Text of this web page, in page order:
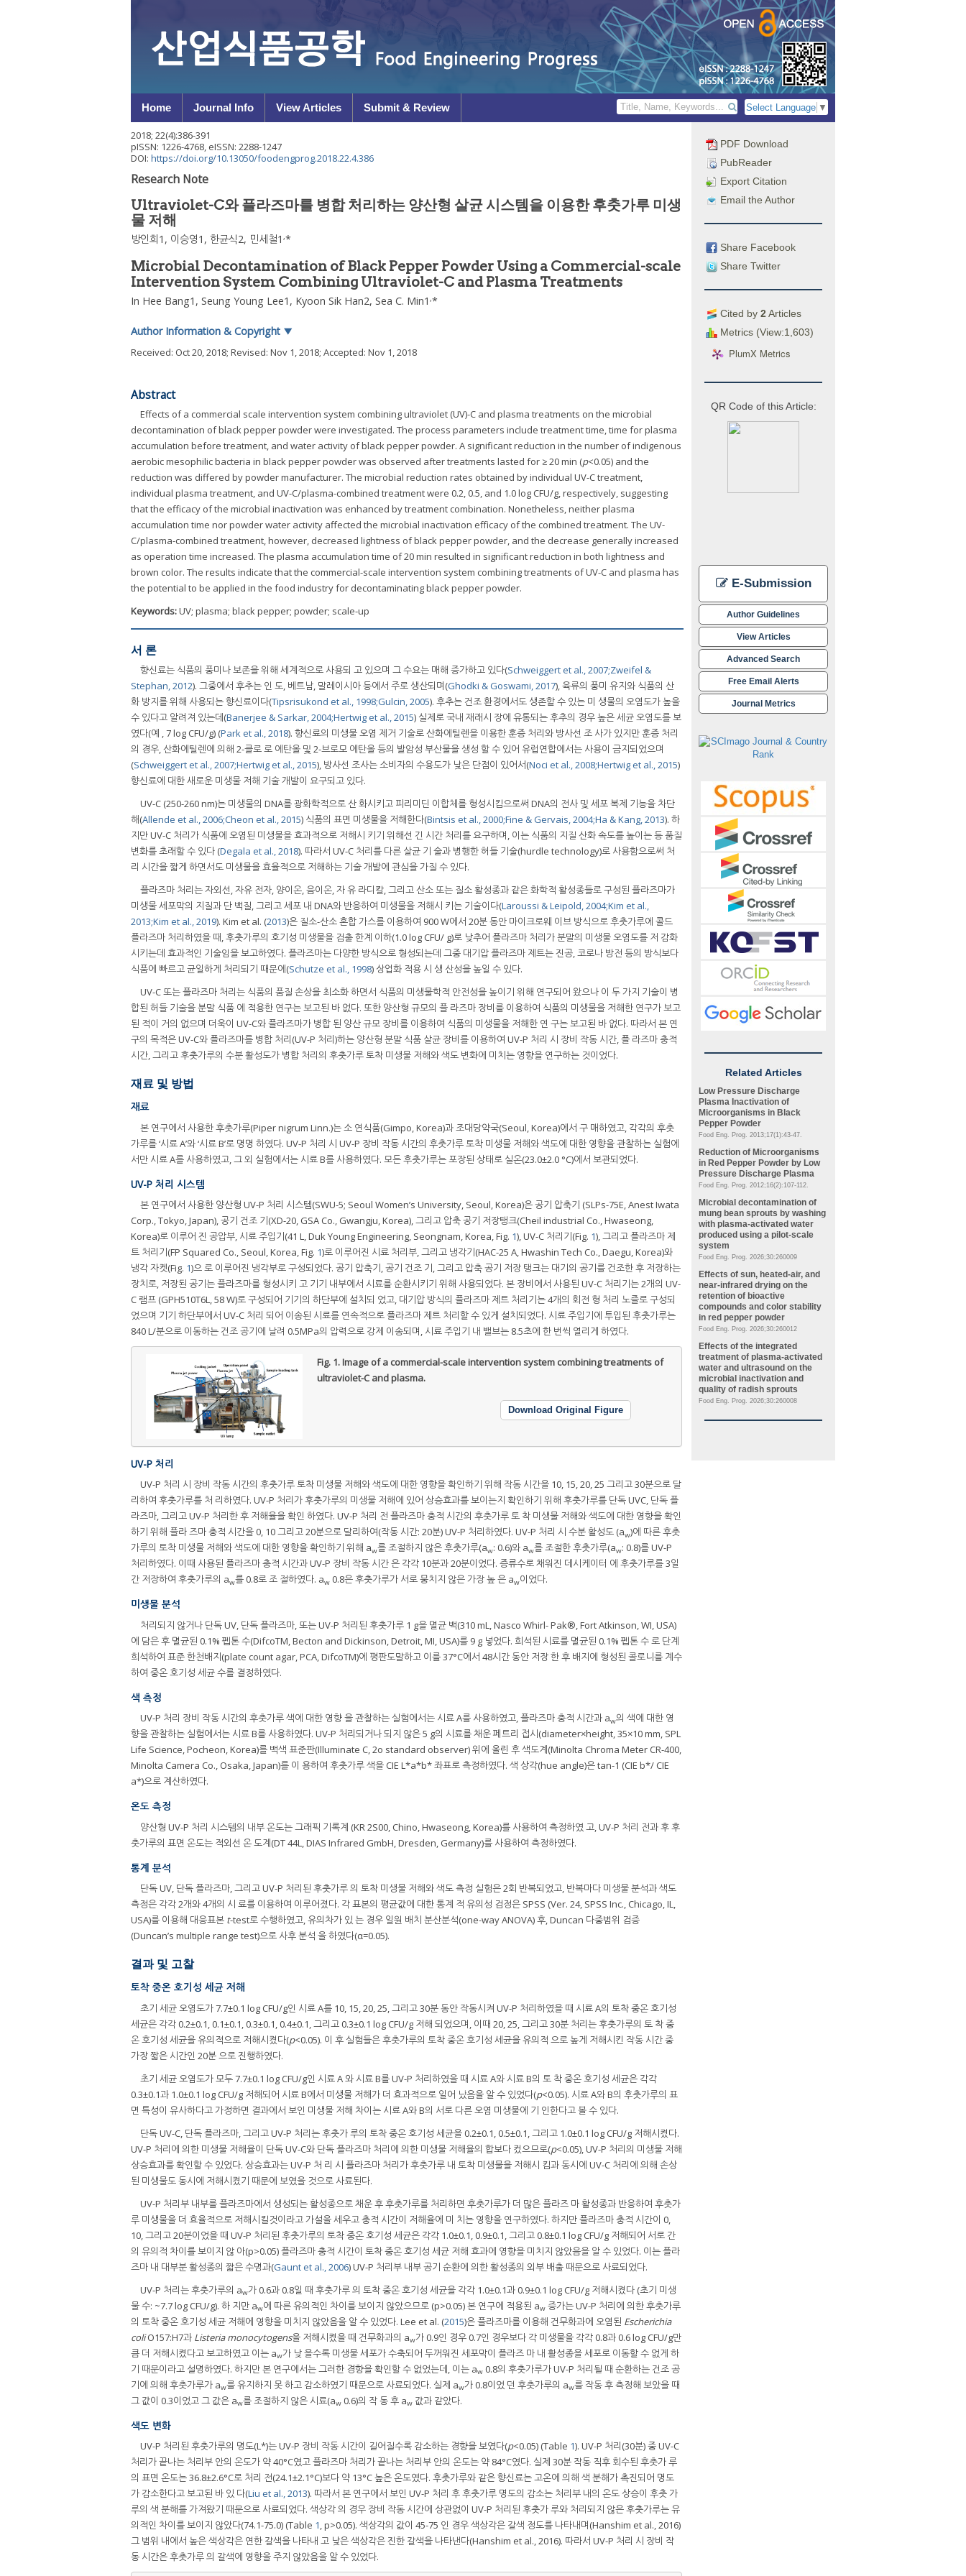
Home Journal Info View Articles Submit & Review Select Language ▼
PDF Download
PubReader
Export Citation
Email the Author
Share Facebook
Share Twitter
Cited by 2 Articles
Metrics (View:1,603)
PlumX Metrics
QR Code of this Article:
E-Submission
Author Guidelines
View Articles
Advanced Search
Free Email Alerts
Journal Metrics
Related Articles
Low Pressure Discharge
Plasma Inactivation of
Microorganisms in Black
Pepper Powder
Food Eng. Prog. 2013;17(1):43-47.
Reduction of Microorganisms
in Red Pepper Powder by Low
Pressure Discharge Plasma
Food Eng. Prog. 2012;16(2):107-112.
Microbial decontamination of
mung bean sprouts by washing
with plasma-activated water
produced using a pilot-scale
system
Food Eng. Prog. 2026;30:260009
Effects of sun, heated-air, and
near-infrared drying on the
retention of bioactive
compounds and color stability
in red pepper powder
Food Eng. Prog. 2026;30:260012
Effects of the integrated
treatment of plasma-activated
water and ultrasound on the
microbial inactivation and
quality of radish sprouts
Food Eng. Prog. 2026;30:260008
2018; 22(4):386-391
pISSN: 1226-4768, eISSN: 2288-1247
DOI: https://doi.org/10.13050/foodengprog.2018.22.4.386
Research Note
Ultraviolet-C와 플라즈마를 병합 처리하는 양산형 살균 시스템을 이용한 후춧가루 미생
물 저해
방인희1, 이승영1, 한균식2, 민세철1 ,*
Microbial Decontamination of Black Pepper Powder Using a Commercial-scale
Intervention System Combining Ultraviolet-C and Plasma Treatments
In Hee Bang1, Seung Young Lee1, Kyoon Sik Han2, Sea C. Min1 ,*
Author Information & Copyright ▼
Received: Oct 20, 2018; Revised: Nov 1, 2018; Accepted: Nov 1, 2018
Abstract
Effects of a commercial scale intervention system combining ultraviolet (UV)-C and plasma treatments on the microbial
decontamination of black pepper powder were investigated. The process parameters include treatment time, time for plasma
accumulation before treatment, and water activity of black pepper powder. A significant reduction in the number of indigenous
aerobic mesophilic bacteria in black pepper powder was observed after treatments lasted for ≥ 20 min (p<0.05) and the
reduction was differed by powder manufacturer. The microbial reduction rates obtained by individual UV-C treatment,
individual plasma treatment, and UV-C/plasma-combined treatment were 0.2, 0.5, and 1.0 log CFU/g, respectively, suggesting
that the efficacy of the microbial inactivation was enhanced by treatment combination. Nonetheless, neither plasma
accumulation time nor powder water activity affected the microbial inactivation efficacy of the combined treatment. The UV-
C/plasma-combined treatment, however, decreased lightness of black pepper powder, and the decrease generally increased
as operation time increased. The plasma accumulation time of 20 min resulted in significant reduction in both lightness and
brown color. The results indicate that the commercial-scale intervention system combining treatments of UV-C and plasma has
the potential to be applied in the food industry for decontaminating black pepper powder.
Keywords:UV; plasma; black pepper; powder; scale-up
서 론
향신료는 식품의 풍미나 보존을 위해 세계적으로 사용되 고 있으며 그 수요는 매해 증가하고 있다(Schweiggert et al., 2007;Zweifel &
Stephan, 2012). 그중에서 후추는 인 도, 베트남, 말레이시아 등에서 주로 생산되며(Ghodki & Goswami, 2017), 육류의 풍미 유지와 식품의 산
화 방지를 위해 사용되는 향신료이다(Tipsrisukond et al., 1998;Gulcin, 2005). 후추는 건조 환경에서도 생존할 수 있는 미 생물의 오염도가 높을
수 있다고 알려져 있는데(Banerjee & Sarkar, 2004;Hertwig et al., 2015) 실제로 국내 재래시 장에 유통되는 후추의 경우 높은 세균 오염도를 보
였다(예 , 7 log CFU/g) (Park et al., 2018). 향신료의 미생물 오염 제거 기술로 산화에틸렌을 이용한 훈증 처리와 방사선 조 사가 있지만 훈증 처리
의 경우, 산화에틸렌에 의해 2-클로 로 에탄올 및 2-브로모 에탄올 등의 발암성 부산물을 생성 할 수 있어 유럽연합에서는 사용이 금지되었으며
(Schweiggert et al., 2007;Hertwig et al., 2015), 방사선 조사는 소비자의 수용도가 낮은 단점이 있어서(Noci et al., 2008;Hertwig et al., 2015)
향신료에 대한 새로운 미생물 저해 기술 개발이 요구되고 있다.
UV-C (250-260 nm)는 미생물의 DNA를 광화학적으로 산 화시키고 피리미딘 이합체를 형성시킴으로써 DNA의 전사 및 세포 복제 기능을 차단
해(Allende et al., 2006;Cheon et al., 2015) 식품의 표면 미생물을 저해한다(Bintsis et al., 2000;Fine & Gervais, 2004;Ha & Kang, 2013). 하
지만 UV-C 처리가 식품에 오염된 미생물을 효과적으로 저해시 키기 위해선 긴 시간 처리를 요구하며, 이는 식품의 지질 산화 속도를 높이는 등 품질
변화를 초래할 수 있다 (Degala et al., 2018). 따라서 UV-C 처리를 다른 살균 기 술과 병행한 허들 기술(hurdle technology)로 사용함으로써 처
리 시간을 짧게 하면서도 미생물을 효율적으로 저해하는 기술 개발에 관심을 가질 수 있다.
플라즈마 처리는 자외선, 자유 전자, 양이온, 음이온, 자 유 라디칼, 그리고 산소 또는 질소 활성종과 같은 화학적 활성종들로 구성된 플라즈마가
미생물 세포막의 지질과 단 백질, 그리고 세포 내 DNA와 반응하여 미생물을 저해시 키는 기술이다(Laroussi & Leipold, 2004;Kim et al.,
2013;Kim et al., 2019). Kim et al. (2013)은 질소-산소 혼합 가스를 이용하여 900 W에서 20분 동안 마이크로웨 이브 방식으로 후춧가루에 콜드
플라즈마 처리하였을 때, 후춧가루의 호기성 미생물을 검출 한계 이하(1.0 log CFU/ g)로 낮추어 플라즈마 처리가 분말의 미생물 오염도를 저 감화
시키는데 효과적인 기술임을 보고하였다. 플라즈마는 다양한 방식으로 형성되는데 그중 대기압 플라즈마 제트는 진공, 코로나 방전 등의 방식보다
식품에 빠르고 균일하게 처리되기 때문에(Schutze et al., 1998) 상업화 적용 시 생 산성을 높일 수 있다.
UV-C 또는 플라즈마 처리는 식품의 품질 손상을 최소화 하면서 식품의 미생물학적 안전성을 높이기 위해 연구되어 왔으나 이 두 가지 기술이 병
합된 허들 기술을 분말 식품 에 적용한 연구는 보고된 바 없다. 또한 양산형 규모의 플 라즈마 장비를 이용하여 식품의 미생물을 저해한 연구가 보고
된 적이 거의 없으며 더욱이 UV-C와 플라즈마가 병합 된 양산 규모 장비를 이용하여 식품의 미생물을 저해한 연 구는 보고된 바 없다. 따라서 본 연
구의 목적은 UV-C와 플라즈마를 병합 처리(UV-P 처리)하는 양산형 분말 식품 살균 장비를 이용하여 UV-P 처리 시 장비 작동 시간, 플 라즈마 충적
시간, 그리고 후춧가루의 수분 활성도가 병합 처리의 후춧가루 토착 미생물 저해와 색도 변화에 미치는 영향을 연구하는 것이었다.
재료 및 방법
재료
본 연구에서 사용한 후춧가루(Piper nigrum Linn.)는 소 연식품(Gimpo, Korea)과 조대당약국(Seoul, Korea)에서 구 매하였고, 각각의 후춧
가루를 ‘시료 A’와 ‘시료 B’로 명명 하였다. UV-P 처리 시 UV-P 장비 작동 시간의 후춧가루 토착 미생물 저해와 색도에 대한 영향을 관찰하는 실험에
서만 시료 A를 사용하였고, 그 외 실험에서는 시료 B를 사용하였다. 모든 후춧가루는 포장된 상태로 실온(23.0±2.0 °C)에서 보관되었다.
UV-P 처리 시스템
본 연구에서 사용한 양산형 UV-P 처리 시스템(SWU-5; Seoul Women’s University, Seoul, Korea)은 공기 압축기 (SLPs-75E, Anest Iwata
Corp., Tokyo, Japan), 공기 건조 기(XD-20, GSA Co., Gwangju, Korea), 그리고 압축 공기 저장탱크(Cheil industrial Co., Hwaseong,
Korea)로 이루어 진 공압부, 시료 주입기(41 L, Duk Young Engineering, Seongnam, Korea, Fig. 1), UV-C 처리기(Fig. 1), 그리고 플라즈마 제
트 처리기(FP Squared Co., Seoul, Korea, Fig. 1)로 이루어진 시료 처리부, 그리고 냉각기(HAC-25 A, Hwashin Tech Co., Daegu, Korea)와
냉각 자켓(Fig. 1)으 로 이루어진 냉각부로 구성되었다. 공기 압축기, 공기 건조 기, 그리고 압축 공기 저장 탱크는 대기의 공기를 건조한 후 저장하는
장치로, 저장된 공기는 플라즈마를 형성시키 고 기기 내부에서 시료를 순환시키기 위해 사용되었다. 본 장비에서 사용된 UV-C 처리기는 2개의 UV-
C 램프 (GPH510T6L, 58 W)로 구성되어 기기의 하단부에 설치되 었고, 대기압 방식의 플라즈마 제트 처리기는 4개의 회전 형 처리 노즐로 구성되
었으며 기기 하단부에서 UV-C 처리 되어 이송된 시료를 연속적으로 플라즈마 제트 처리할 수 있게 설치되었다. 시료 주입기에 투입된 후춧가루는
840 L/분으로 이동하는 건조 공기에 날려 0.5MPa의 압력으로 강제 이송되며, 시료 주입기 내 밸브는 8.5초에 한 번씩 열리게 하였다.
Fig. 1.Image of a commercial-scale intervention system combining treatments of
ultraviolet-C and plasma.
Download Original Figure
UV-P 처리
UV-P 처리 시 장비 작동 시간의 후춧가루 토착 미생물 저해와 색도에 대한 영향을 확인하기 위해 작동 시간을 10, 15, 20, 25 그리고 30분으로 달
리하여 후춧가루를 처 리하였다. UV-P 처리가 후춧가루의 미생물 저해에 있어 상승효과를 보이는지 확인하기 위해 후춧가루를 단독 UVC, 단독 플
라즈마, 그리고 UV-P 처리한 후 저해율을 확인 하였다. UV-P 처리 전 플라즈마 충적 시간의 후춧가루 토 착 미생물 저해와 색도에 대한 영향을 확인
하기 위해 플라 즈마 충적 시간을 0, 10 그리고 20분으로 달리하여(작동 시간: 20분) UV-P 처리하였다. UV-P 처리 시 수분 활성도 (aw)에 따른 후춧
가루의 토착 미생물 저해와 색도에 대한 영향을 확인하기 위해 aw를 조절하지 않은 후춧가루(aw: 0.6)와 aw를 조절한 후춧가루(aw: 0.8)를 UV-P
처리하였다. 이때 사용된 플라즈마 충적 시간과 UV-P 장비 작동 시간 은 각각 10분과 20분이었다. 증류수로 채워진 데시케이터 에 후춧가루를 3일
간 저장하여 후춧가루의 aw를 0.8로 조 절하였다. aw 0.8은 후춧가루가 서로 뭉치지 않은 가장 높 은 aw이었다.
미생물 분석
처리되지 않거나 단독 UV, 단독 플라즈마, 또는 UV-P 처리된 후춧가루 1 g을 멸균 백(310 mL, Nasco Whirl- Pak®, Fort Atkinson, WI, USA)
에 담은 후 멸균된 0.1% 펩톤 수(DifcoTM, Becton and Dickinson, Detroit, MI, USA)를 9 g 넣었다. 희석된 시료를 멸균된 0.1% 펩톤 수 로 단계
희석하여 표준 한천배지(plate count agar, PCA, DifcoTM)에 평판도말하고 이를 37°C에서 48시간 동안 저장 한 후 배지에 형성된 콜로니를 계수
하여 중온 호기성 세균 수를 결정하였다.
색 측정
UV-P 처리 장비 작동 시간의 후춧가루 색에 대한 영향 을 관찰하는 실험에서는 시료 A를 사용하였고, 플라즈마 충적 시간과 aw의 색에 대한 영
향을 관찰하는 실험에서는 시료 B를 사용하였다. UV-P 처리되거나 되지 않은 5 g의 시료를 채운 페트리 접시(diameter×height, 35×10 mm, SPL
Life Science, Pocheon, Korea)를 백색 표준판(Illuminate C, 2o standard observer) 위에 올린 후 색도계(Minolta Chroma Meter CR-400,
Minolta Camera Co., Osaka, Japan)를 이 용하여 후춧가루 색을 CIE L*a*b* 좌표로 측정하였다. 색 상각(hue angle)은 tan-1 (CIE b*/ CIE
a*)으로 계산하였다.
온도 측정
양산형 UV-P 처리 시스템의 내부 온도는 그래픽 기록계 (KR 2S00, Chino, Hwaseong, Korea)를 사용하여 측정하였 고, UV-P 처리 전과 후 후
춧가루의 표면 온도는 적외선 온 도계(DT 44L, DIAS Infrared GmbH, Dresden, Germany)를 사용하여 측정하였다.
통계 분석
단독 UV, 단독 플라즈마, 그리고 UV-P 처리된 후춧가루 의 토착 미생물 저해와 색도 측정 실험은 2회 반복되었고, 반복마다 미생물 분석과 색도
측정은 각각 2개와 4개의 시 료를 이용하여 이루어졌다. 각 표본의 평균값에 대한 통계 적 유의성 검정은 SPSS (Ver. 24, SPSS Inc., Chicago, IL,
USA)를 이용해 대응표본 t-test로 수행하였고, 유의차가 있 는 경우 일원 배치 분산분석(one-way ANOVA) 후, Duncan 다중범위 검증
(Duncan’s multiple range test)으로 사후 분석 을 하였다(α=0.05).
결과 및 고찰
토착 중온 호기성 세균 저해
초기 세균 오염도가 7.7±0.1 log CFU/g인 시료 A를 10, 15, 20, 25, 그리고 30분 동안 작동시켜 UV-P 처리하였을 때 시료 A의 토착 중온 호기성
세균은 각각 0.2±0.1, 0.1±0.1, 0.3±0.1, 0.4±0.1, 그리고 0.3±0.1 log CFU/g 저해 되었으며, 이때 20, 25, 그리고 30분 처리는 후춧가루의 토 착 중
온 호기성 세균을 유의적으로 저해시켰다(p<0.05). 이 후 실험들은 후춧가루의 토착 중온 호기성 세균을 유의적 으로 높게 저해시킨 작동 시간 중
가장 짧은 시간인 20분 으로 진행하였다.
초기 세균 오염도가 모두 7.7±0.1 log CFU/g인 시료 A 와 시료 B를 UV-P 처리하였을 때 시료 A와 시료 B의 토 착 중온 호기성 세균은 각각
0.3±0.1과 1.0±0.1 log CFU/g 저해되어 시료 B에서 미생물 저해가 더 효과적으로 일어 났음을 알 수 있었다(p<0.05). 시료 A와 B의 후춧가루의 표
면 특성이 유사하다고 가정하면 결과에서 보인 미생물 저해 차이는 시료 A와 B의 서로 다른 오염 미생물에 기 인한다고 볼 수 있다.
단독 UV-C, 단독 플라즈마, 그리고 UV-P 처리는 후춧가 루의 토착 중온 호기성 세균을 0.2±0.1, 0.5±0.1, 그리고 1.0±0.1 log CFU/g 저해시켰다.
UV-P 처리에 의한 미생물 저해율이 단독 UV-C와 단독 플라즈마 처리에 의한 미생물 저해율의 합보다 컸으므로(p<0.05), UV-P 처리의 미생물 저해
상승효과를 확인할 수 있었다. 상승효과는 UV-P 처 리 시 플라즈마 처리가 후춧가루 내 토착 미생물을 저해시 킴과 동시에 UV-C 처리에 의해 손상
된 미생물도 동시에 저해시켰기 때문에 보였을 것으로 사료된다.
UV-P 처리부 내부를 플라즈마에서 생성되는 활성종으로 채운 후 후춧가루를 처리하면 후춧가루가 더 많은 플라즈 마 활성종과 반응하여 후춧가
루 미생물을 더 효율적으로 저해시킬것이라고 가설을 세우고 충적 시간이 저해율에 미 치는 영향을 연구하였다. 하지만 플라즈마 충적 시간이 0,
10, 그리고 20분이었을 때 UV-P 처리된 후춧가루의 토착 중온 호기성 세균은 각각 1.0±0.1, 0.9±0.1, 그리고 0.8±0.1 log CFU/g 저해되어 서로 간
의 유의적 차이를 보이지 않 아(p>0.05) 플라즈마 충적 시간이 토착 중온 호기성 세균 저해 효과에 영향을 미치지 않았음을 알 수 있었다. 이는 플라
즈마 내 대부분 활성종의 짧은 수명과(Gaunt et al., 2006) UV-P 처리부 내부 공기 순환에 의한 활성종의 외부 배출 때문으로 사료되었다.
UV-P 처리는 후춧가루의 aw가 0.6과 0.8일 때 후춧가루 의 토착 중온 호기성 세균을 각각 1.0±0.1과 0.9±0.1 log CFU/g 저해시켰다 (초기 미생
물 수: ~7.7 log CFU/g). 하 지만 aw에 따른 유의적인 차이를 보이지 않았으므로 (p>0.05) 본 연구에 적용된 aw 증가는 UV-P 처리에 의한 후춧가루
의 토착 중온 호기성 세균 저해에 영향을 미치지 않았음을 알 수 있었다. Lee et al. (2015)은 플라즈마를 이용해 건무화과에 오염된 Escherichia
coliO157:H7과 Listeria monocytogens을 저해시켰을 때 건무화과의 aw가 0.9인 경우 0.7인 경우보다 각 미생물을 각각 0.8과 0.6 log CFU/g만
큼 더 저해시켰다고 보고하였고 이는 aw가 낮 을수록 미생물 세포가 수축되어 두꺼워진 세포막이 플라즈 마 내 활성종을 세포로 이동할 수 없게 하
기 때문이라고 설명하였다. 하지만 본 연구에서는 그러한 경향을 확인할 수 없었는데, 이는 aw 0.8의 후춧가루가 UV-P 처리될 때 순환하는 건조 공
기에 의해 후춧가루가 aw를 유지하지 못 하고 감소하였기 때문으로 사료되었다. 실제 aw가 0.8이었 던 후춧가루의 aw를 작동 후 측정해 보았을 때
그 값이 0.3이었고 그 값은 aw를 조절하지 않은 시료(aw 0.6)의 작 동 후 aw 값과 같았다.
색도 변화
UV-P 처리된 후춧가루의 명도(L*)는 UV-P 장비 작동 시간이 길어질수록 감소하는 경향을 보였다(p<0.05) (Table 1). UV-P 처리(30분) 중 UV-C
처리가 끝나는 처리부 안의 온도가 약 40°C였고 플라즈마 처리가 끝나는 처리부 안의 온도는 약 84°C였다. 실제 30분 작동 직후 회수된 후춧가 루
의 표면 온도는 36.8±2.6°C로 처리 전(24.1±2.1°C)보다 약 13°C 높은 온도였다. 후춧가루와 같은 향신료는 고온에 의해 색 분해가 촉진되어 명도
가 감소한다고 보고된 바 있 다(Liu et al., 2013). 따라서 본 연구에서 보인 UV-P 처리 후 후춧가루 명도의 감소는 처리부 내의 온도 상승이 후춧 가
루의 색 분해를 가져왔기 때문으로 사료되었다. 색상각 의 경우 장비 작동 시간에 상관없이 UV-P 처리된 후춧가 루와 처리되지 않은 후춧가루는 유
의적인 차이를 보이지 않았다(74.1-75.0) (Table 1, p>0.05). 색상각의 값이 45-75 인 경우 색상각은 갈색 정도를 나타내며(Hanshim et al., 2016)
그 범위 내에서 높은 색상각은 연한 갈색을 나타내 고 낮은 색상각은 진한 갈색을 나타낸다(Hanshim et al., 2016). 따라서 UV-P 처리 시 장비 작
동 시간은 후춧가루 의 갈색에 영향을 주지 않았음을 알 수 있었다.